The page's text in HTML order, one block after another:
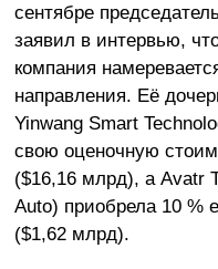
сентябре
заявил в интервью,
компания
направления. Её
Yinwang Smart
свою оценочную
($16,16 млрд), а Avatr
Auto) приобрела 10 %
($1,62 млрд).